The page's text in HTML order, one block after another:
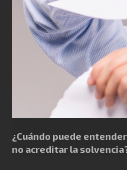
¿Cuándo puede
no acreditar la